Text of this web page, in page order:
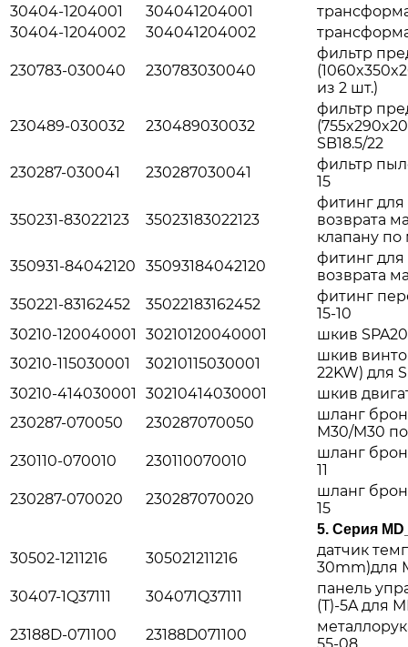
30404-1204001 304041204001
30404-1204002
304041204002
230783-030040 230783030040
фильтр
из 2 шт.)
230489-030032 230489030032
фильтр
SB18.5/22
230287-030041
230287030041
фильтр
15
350231-83022123 35023183022123
фитинг
возврата
клапану по
350931-84042120
35093184042120
фитинг
возврата
350221-83162452
35022183162452
фитинг
15-10
30210-120040001
30210120040001
шкив
30210-115030001
30210115030001
шкив
22KW) для
30210-414030001
30210414030001
шкив
230287-070050
230287070050
шланг
M30/M30
230110-070010
230110070010
шланг
11
230287-070020
230287070020
шланг
15
5. Серия
30502-1211216 305021211216
датчик
30mm)для
30407-1Q37111
304071Q37111
панель
(T)-5A для
23188D-071100
23188D071100